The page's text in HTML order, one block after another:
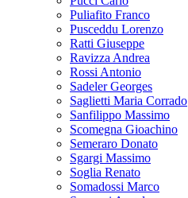
Puliafito Franco
Pusceddu Lorenzo
Ratti Giuseppe
Ravizza Andrea
Rossi Antonio
Sadeler Georges
Saglietti Maria Corrado
Sanfilippo Massimo
Scomegna Gioachino
Semeraro Donato
Sgargi Massimo
Soglia Renato
Somadossi Marco